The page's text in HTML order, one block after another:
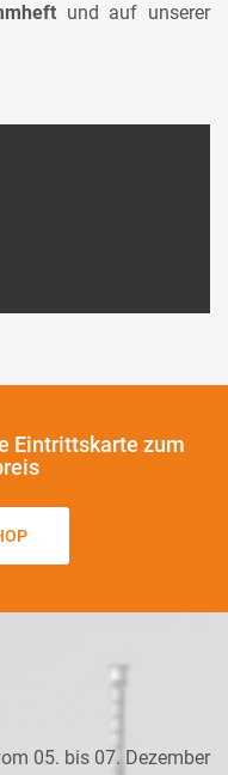
und auf unserer
Eintrittskarte zum
05. bis 07. Dezember